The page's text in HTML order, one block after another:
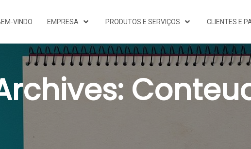
VINDO EMPRESA PRODUTOS E SERVIÇOS CLIENTES E